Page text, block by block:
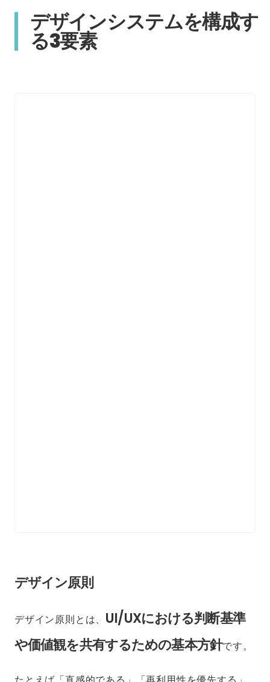
デザインシステムを構成す
る3要素
デザイン原則
デザイン原則とは、 UI/UXにおける判断基準
や価値観を共有するための基本方針です。